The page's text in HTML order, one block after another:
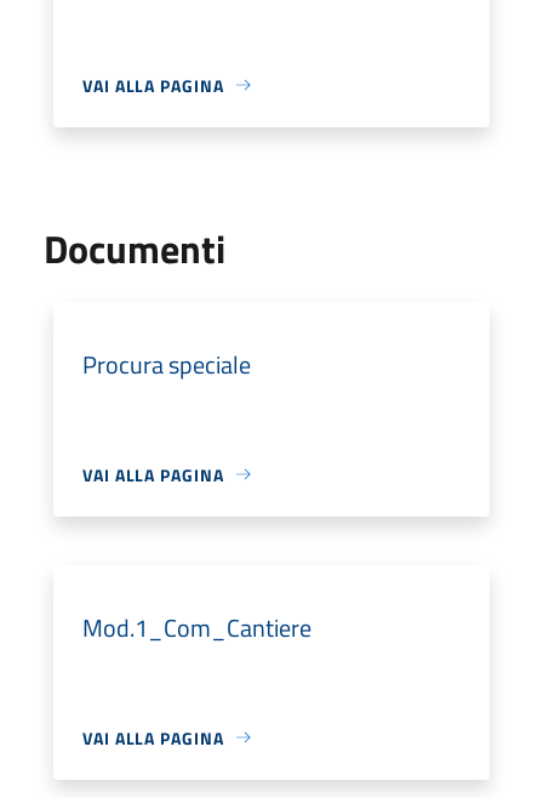
VAI ALLA PAGINA
Documenti
Procura speciale
VAI ALLA PAGINA
Mod.1_Com_Cantiere
VAI ALLA PAGINA